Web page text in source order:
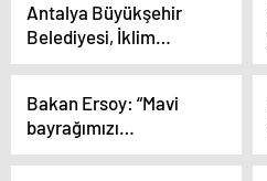
bir ürün geliştirmeyi
hedefliyor
Antalya Büyükşehir
Belediyesi, İklim
Değişikliği ile
Malta Heyetini Ağırladı
Bakan Ersoy: “Mavi
bayrağımızı
kaybedersek turizmi